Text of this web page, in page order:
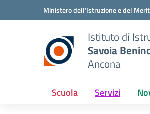
Vai ai contenuti
Vai al menu di navigazioneMinistero dell'Istruzione e del
Istituto di
Savoia
Ancona
Scuola Servizi